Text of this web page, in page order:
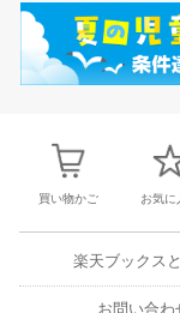
買い物かご お気に
楽天ブックス
お問い合わ